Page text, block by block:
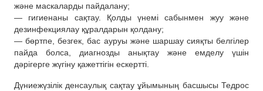
және маскаларды пайдалану;
— гигиенаны сақтау. Қолды үнемі сабынмен жуу және
дезинфекциялау құралдарын қолдану;
— бөртпе, безгек, бас ауруы және шаршау сияқты белгілер
пайда болса, диагнозды анықтау және емделу үшін
дәрігерге жүгіну қажеттігін ескертті.
Дүниежүзілік денсаулық сақтау ұйымының басшысы Тедрос